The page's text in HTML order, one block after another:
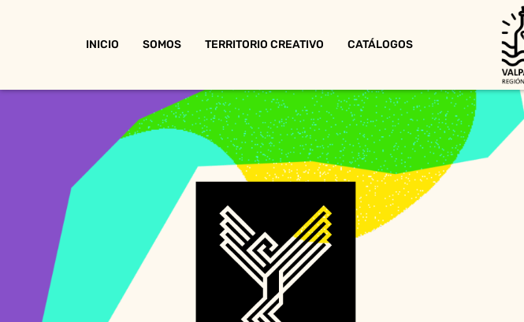
INICIO SOMOS TERRITORIO CREATIVO CATÁLOGOS